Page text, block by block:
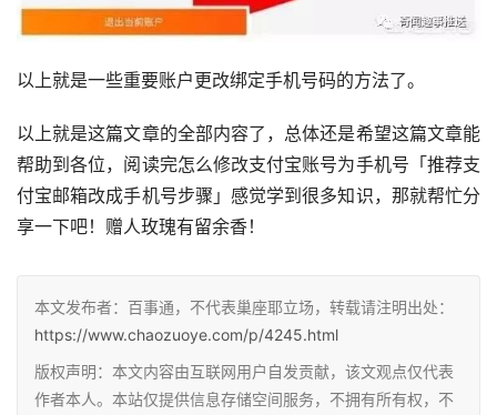
以上就是一些重要账户更改绑定手机号码的方法了。
以上就是这篇文章的全部内容了，总体还是希望这篇文章能
帮助到各位，阅读完怎么修改支付宝账号为手机号「推荐支
付宝邮箱改成手机号步骤」感觉学到很多知识，那就帮忙分
享一下吧！赠人玫瑰有留余香！
本文发布者：百事通，不代表巢座耶立场，转载请注明出处：
https://www.chaozuoye.com/p/4245.html
版权声明：本文内容由互联网用户自发贡献，该文观点仅代表
作者本人。本站仅提供信息存储空间服务，不拥有所有权，不